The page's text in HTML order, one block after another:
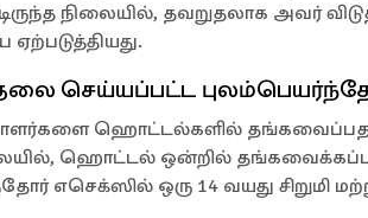
நிலையில், தவறுதலாக அவர்
செய்யப்பட்ட
ஹொட்டல்களில்
ஹொட்டல் ஒன்றில்
எசெக்ஸில் ஒரு 14 வயது சிறுமி